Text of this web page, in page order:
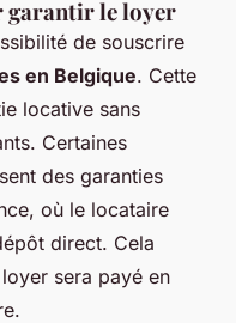
garantir le loyer
de souscrire
en Belgique. Cette
locative sans
Certaines
des garanties
où le locataire
direct. Cela
sera payé en